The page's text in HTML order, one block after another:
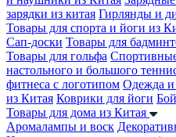
зарядки из китая Гирлянды и
Товары для спорта и йоги из
Сап-доски Товары для
Товары для гольфа
настольного и большого
фитнеса с логотипом Одежда и
из Китая Коврики для йоги
Товары для дома из Китая
Аромалампы и воск